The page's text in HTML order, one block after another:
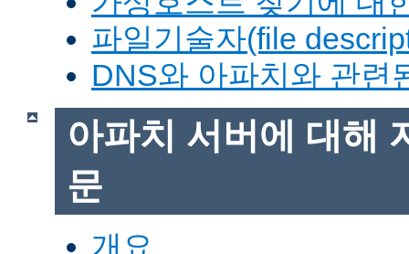
파일기술자(file
DNS와 아파치와 관련
아파치 서버에 대해
문
개요